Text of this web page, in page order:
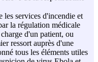
les services d'incendie et
la régulation médicale
d'un patient, ou
ressort auprès d'une
tous les éléments utiles